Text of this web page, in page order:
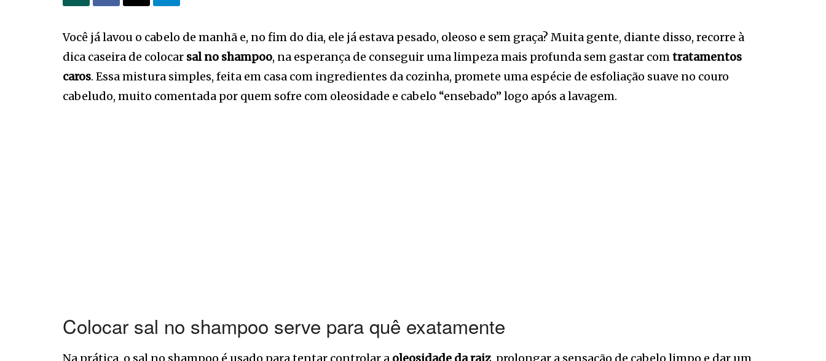
Você já lavou o cabelo de manhã e, no fim do dia, ele já estava pesado, oleoso e sem graça? Muita gente, diante disso, recorre à
dica caseira de colocar sal no shampoo, na esperança de conseguir uma limpeza mais profunda sem gastar comtratamentos
caros. Essa mistura simples, feita em casa com ingredientes da cozinha, promete uma espécie de esfoliação suave no couro
cabeludo, muito comentada por quem sofre com oleosidade e cabelo “ensebado” logo após a lavagem.
Colocar sal no shampoo serve para quê exatamente